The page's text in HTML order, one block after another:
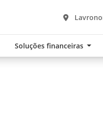
Soluções financeiras